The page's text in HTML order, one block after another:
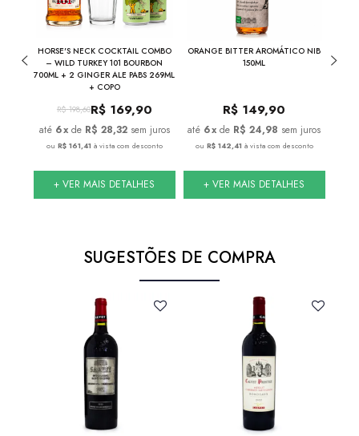
HORSE'S NECK COCKTAIL COMBO
– WILD TURKEY 101 BOURBON
700ML + 2 GINGER ALE PABS 269ML
+ COPO
R$ 198,60R$ 169,90
6x de R$ 28,32 sem juros
ou R$ 161,41 à vista com desconto
+ VER MAIS DETALHES
ORANGE BITTER AROMÁTICO NIB
150ML
R$ 149,90
6x de R$ 24,98 sem juros
ou R$ 142,41 à vista com desconto
+ VER MAIS DETALHES
SUGESTÕES DE COMPRA